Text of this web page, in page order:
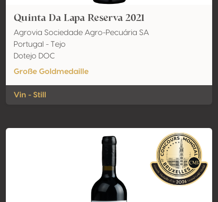
Quinta Da Lapa Reserva 2021
Agrovia Sociedade Agro-Pecuária SA
Portugal - Tejo
Dotejo DOC
Große Goldmedaille
Vin - Still